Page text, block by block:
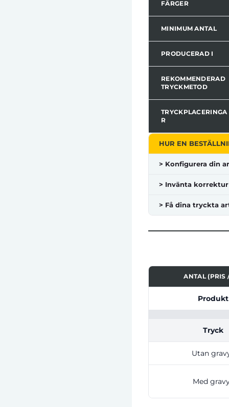
FÄRGER
MINIMUM ANTAL
PRODUCERAD I
REKOMMENDERAD
TRYCKMETOD
TRYCKPLACERINGA
R
HUR EN
> Konfigurera din
> Invänta korrektur
> Få dina tryckta
ANTAL (PRIS
Produkt
Tryck
Utan
Med